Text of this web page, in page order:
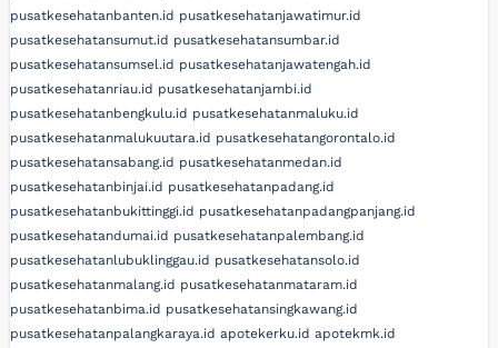
pusatkesehatanbanten.id pusatkesehatanjawatimur.id
pusatkesehatansumut.id pusatkesehatansumbar.id
pusatkesehatansumsel.id pusatkesehatanjawatengah.id
pusatkesehatanriau.id pusatkesehatanjambi.id
pusatkesehatanbengkulu.id pusatkesehatanmaluku.id
pusatkesehatanmalukuutara.id pusatkesehatangorontalo.id
pusatkesehatansabang.id pusatkesehatanmedan.id
pusatkesehatanbinjai.id pusatkesehatanpadang.id
pusatkesehatanbukittinggi.id pusatkesehatanpadangpanjang.id
pusatkesehatandumai.id pusatkesehatanpalembang.id
pusatkesehatanlubuklinggau.id pusatkesehatansolo.id
pusatkesehatanmalang.id pusatkesehatanmataram.id
pusatkesehatanbima.id pusatkesehatansingkawang.id
pusatkesehatanpalangkaraya.id apotekerku.id apotekmk.id